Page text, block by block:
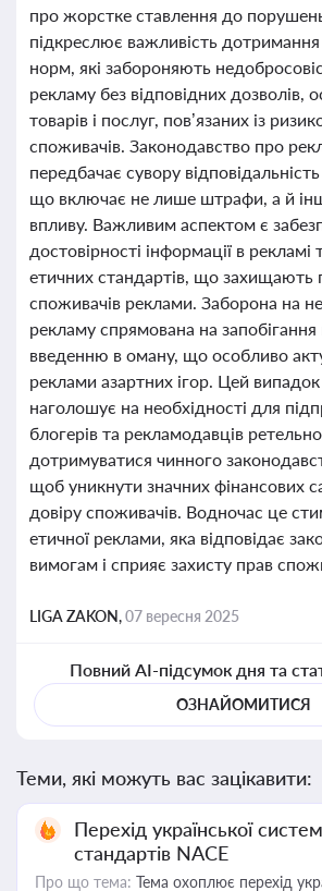
про жорстке ставлення до
підкреслює важливість
норм, які забороняють
рекламу без відповідних дозволів,
товарів і послуг, пов’язаних із
споживачів. Законодавство про
передбачає сувору
що включає не лише штрафи, а й
впливу. Важливим аспектом є
достовірності інформації в
етичних стандартів, що захищають
споживачів реклами. Заборона на
рекламу спрямована на запобігання
введенню в оману, що особливо
реклами азартних ігор. Цей
наголошує на необхідності для
блогерів та рекламодавців
дотримуватися чинного
щоб уникнути значних фінансових
довіру споживачів. Водночас це
етичної реклами, яка відповідає
вимогам і сприяє захисту прав
LIGA ZAKON,07 вересня 2025
Повний AI-підсумок дня та
ОЗНАЙОМИТИСЯ
Теми, які можуть вас зацікавити:
Перехід української
стандартів NACE
Про що тема: Тема охоплює перехід